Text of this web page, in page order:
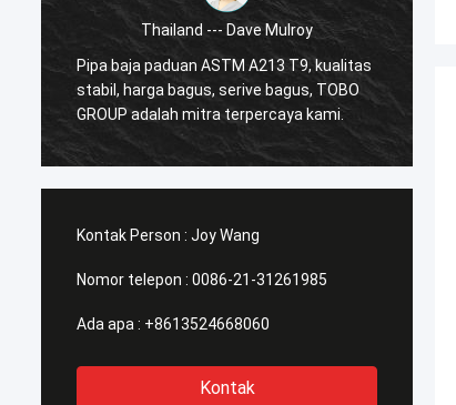
Thailand --- Dave Mulroy
Pipa baja paduan ASTM A213 T9, kualitas
stabil, harga bagus, serive bagus, TOBO
GROUP adalah mitra terpercaya kami.
Kontak Person : Joy Wang
Nomor telepon : 0086-21-31261985
Ada apa : +8613524668060
Kontak